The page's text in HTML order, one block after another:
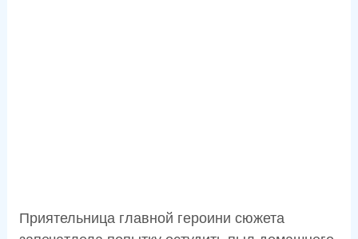
Приятельница главной героини сюжета